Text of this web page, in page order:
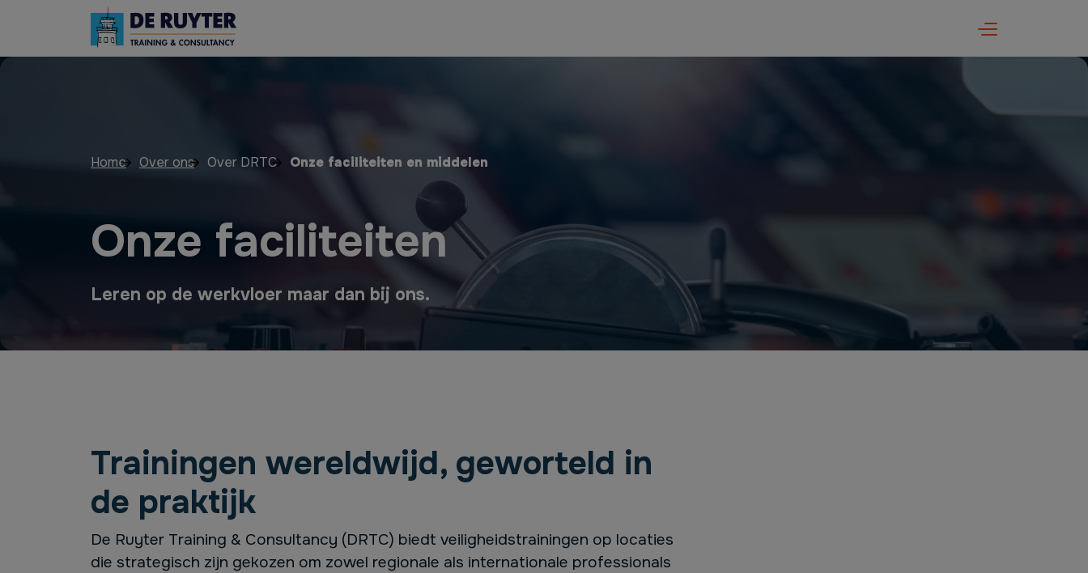
Home Over ons Over DRTC Onze faciliteiten en middelen
Onze faciliteiten
Leren op de werkvloer maar dan bij ons.
Trainingen wereldwijd, geworteld in
de praktijk
De Ruyter Training & Consultancy (DRTC) biedt veiligheidstrainingen op locaties
die strategisch zijn gekozen om zowel regionale als internationale professionals